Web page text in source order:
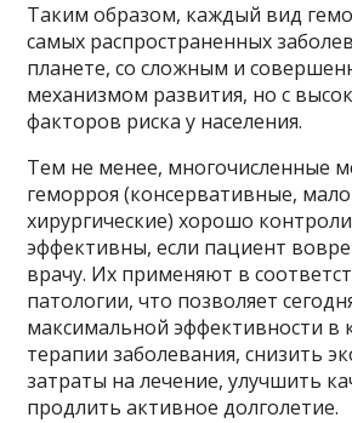
Таким образом, каждый вид
самых распространенных
планете, со сложным и
механизмом развития, но с
факторов риска у населения.
Тем не менее, многочисленные
геморроя (консервативные,
хирургические) хорошо
эффективны, если пациент
врачу. Их применяют в
патологии, что позволяет
максимальной эффективности в
терапии заболевания, снизить
затраты на лечение, улучшить
продлить активное долголетие.